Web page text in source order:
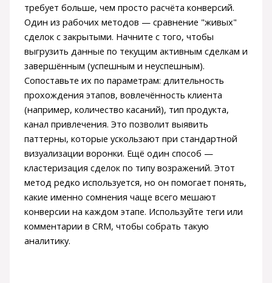
требует больше, чем просто расчёта конверсий.
Один из рабочих методов — сравнение "живых"
сделок с закрытыми. Начните с того, чтобы
выгрузить данные по текущим активным сделкам и
завершённым (успешным и неуспешным).
Сопоставьте их по параметрам: длительность
прохождения этапов, вовлечённость клиента
(например, количество касаний), тип продукта,
канал привлечения. Это позволит выявить
паттерны, которые ускользают при стандартной
визуализации воронки. Ещё один способ —
кластеризация сделок по типу возражений. Этот
метод редко используется, но он помогает понять,
какие именно сомнения чаще всего мешают
конверсии на каждом этапе. Используйте теги или
комментарии в CRM, чтобы собрать такую
аналитику.